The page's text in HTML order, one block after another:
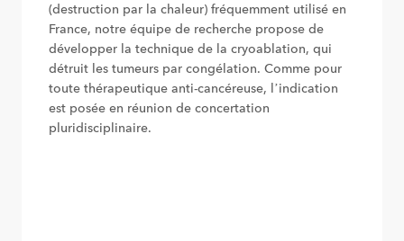
(destruction par la chaleur) fréquemment utilisé en
France, notre équipe de recherche propose de
développer la technique de la cryoablation, qui
détruit les tumeurs par congélation. Comme pour
toute thérapeutique anti-cancéreuse, l’indication
est posée en réunion de concertation
pluridisciplinaire.